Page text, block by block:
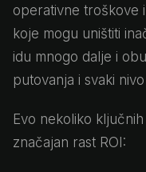
operativne troškove
koje mogu uništiti
idu mnogo dalje i
putovanja i svaki
Evo nekoliko
značajan rast ROI: